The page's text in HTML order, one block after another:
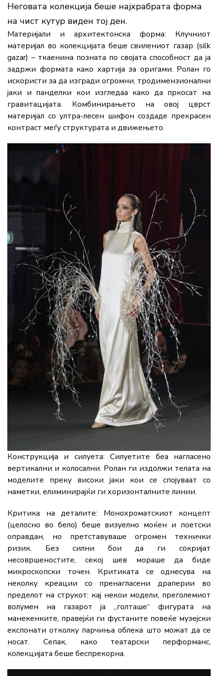
Неговата колекција беше најхрабрата форма
на чист кутур виден тој ден.
Материјали и архитектонска форма: Клучниот
материјал во колекцијата беше свилениот газар (silk
gazar) – ткаенина позната по својата способност да ја
задржи формата како хартија за оригами. Ролан го
искористи за да изгради огромни, тродимензионални
јаки и панделки кои изгледаа како да пркосат на
гравитацијата. Комбинирањето на овој цврст
материјал со ултра-лесен шифон создаде прекрасен
контраст меѓу структурата и движењето.
Конструкција и силуета: Силуетите беа нагласено
вертикални и колосални. Ролан ги издолжи телата на
моделите преку високи јаки кои се спојуваат со
наметки, елиминирајќи ги хоризонталните линии.
Критика на деталите: Монохроматскиот концепт
(целосно во бело) беше визуелно моќен и поетски
оправдан, но претставуваше огромен технички
ризик. Без силни бои да ги сокријат
несовршеностите, секој шев мораше да биде
микроскопски точен. Критиката се однесува на
неколку креации со пренагласени драперии во
пределот на струкот: кај некои модели, преголемиот
волумен на газарот ја „голташе“ фигурата на
манекенките, правејќи ги фустаните повеќе музејски
експонати отколку парчиња облека што можат да се
носат. Сепак, како театарски перформанс,
колекцијата беше беспрекорна.